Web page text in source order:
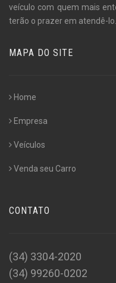
veículo com quem mais
terão o prazer em atendê-lo.
MAPA DO SITE
Home
Empresa
Veículos
Venda seu Carro
CONTATO
(34) 3304-2020
(34) 99260-0202